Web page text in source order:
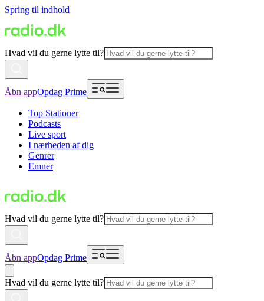
Spring til indhold
Hvad vil du gerne lytte til?
Åbn appOpdag Prime
Top Stationer
Podcasts
Live sport
I nærheden af dig
Genrer
Emner
Hvad vil du gerne lytte til?
Åbn appOpdag Prime
Hvad vil du gerne lytte til?